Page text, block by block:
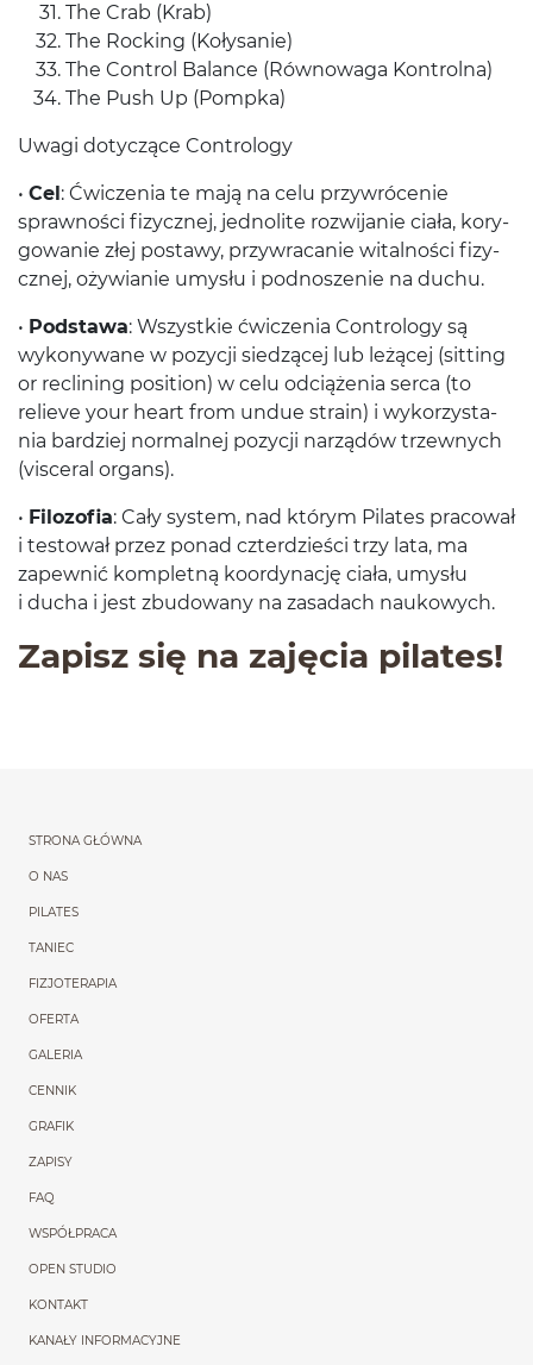
The Crab (Krab)
The Rock­ing (Kołysanie)
The Con­trol Bal­ance (Równowaga Kontrolna)
The Push Up (Pompka)
Uwagi doty­czące Contrology
• Cel : Ćwiczenia te mają na celu przy­wróce­nie
sprawności fizy­cznej, jed­no­lite rozwi­janie ciała, kory­
gowanie złej postawy, przy­wracanie wital­ności fizy­
cznej, oży­wianie umysłu i pod­nosze­nie na duchu.
• Pod­stawa: Wszys­tkie ćwiczenia Con­trol­ogy są
wykony­wane w pozy­cji siedzącej lub leżącej (sit­ting
or reclin­ing posi­tion) w celu odciąże­nia serca (to
relieve your heart from undue strain) i wyko­rzys­ta­
nia bardziej nor­mal­nej pozy­cji narządów trzewnych
(vis­ceral organs).
• Filo­zofia: Cały sys­tem, nad którym Pilates pra­cował
i testował przez ponad czter­dzieści trzy lata, ma
zapewnić kom­pletną koor­dy­nację ciała, umysłu
i ducha i jest zbu­dowany na zasadach naukowych.
Zapisz się na zaję­cia pilates!
Menu główne
STRONA GŁÓWNA
O NAS
PILATES
TANIEC
FIZJOTERAPIA
OFERTA
GALERIA
CENNIK
GRAFIK
ZAPISY
FAQ
WSPÓŁPRACA
OPEN STUDIO
KONTAKT
KANAŁY INFORMACYJNE